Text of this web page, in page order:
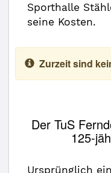
Sporthalle
seine Kosten.
Zurzeit sind
Der TuS
125-
Ursprünglich